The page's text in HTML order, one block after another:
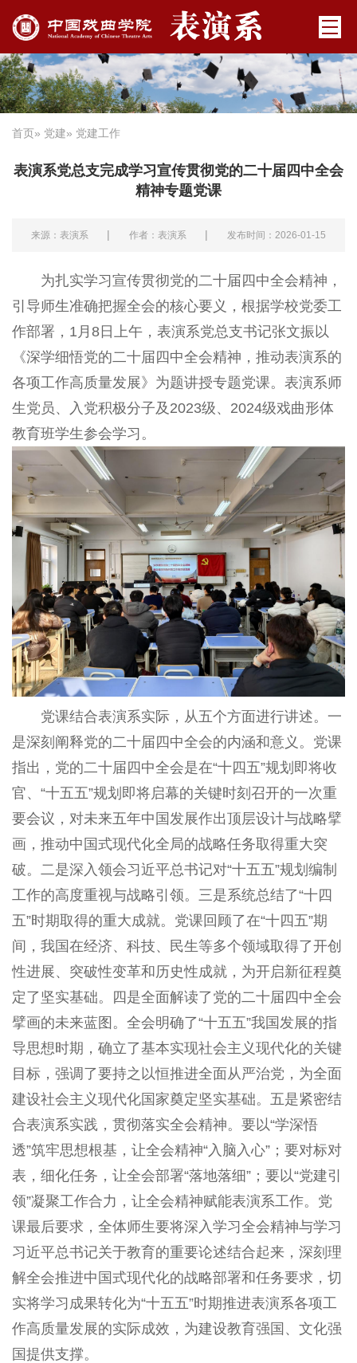
首页» 党建» 党建工作
表演系党总支完成学习宣传贯彻党的二十届四中全会
精神专题党课
来源：表演系 | 作者：表演系 | 发布时间：2026-01-15
为扎实学习宣传贯彻党的二十届四中全会精神，
引导师生准确把握全会的核心要义，根据学校党委工
作部署，1月8日上午，表演系党总支书记张文振以
《深学细悟党的二十届四中全会精神，推动表演系的
各项工作高质量发展》为题讲授专题党课。表演系师
生党员、入党积极分子及2023级、2024级戏曲形体
教育班学生参会学习。
党课结合表演系实际，从五个方面进行讲述。一
是深刻阐释党的二十届四中全会的内涵和意义。党课
指出，党的二十届四中全会是在“十四五”规划即将收
官、“十五五”规划即将启幕的关键时刻召开的一次重
要会议，对未来五年中国发展作出顶层设计与战略擘
画，推动中国式现代化全局的战略任务取得重大突
破。二是深入领会习近平总书记对“十五五”规划编制
工作的高度重视与战略引领。三是系统总结了“十四
五”时期取得的重大成就。党课回顾了在“十四五”期
间，我国在经济、科技、民生等多个领域取得了开创
性进展、突破性变革和历史性成就，为开启新征程奠
定了坚实基础。四是全面解读了党的二十届四中全会
擘画的未来蓝图。全会明确了“十五五”我国发展的指
导思想时期，确立了基本实现社会主义现代化的关键
目标，强调了要持之以恒推进全面从严治党，为全面
建设社会主义现代化国家奠定坚实基础。五是紧密结
合表演系实践，贯彻落实全会精神。要以“学深悟
透”筑牢思想根基，让全会精神“入脑入心”；要对标对
表，细化任务，让全会部署“落地落细”；要以“党建引
领”凝聚工作合力，让全会精神赋能表演系工作。党
课最后要求，全体师生要将深入学习全会精神与学习
习近平总书记关于教育的重要论述结合起来，深刻理
解全会推进中国式现代化的战略部署和任务要求，切
实将学习成果转化为“十五五”时期推进表演系各项工
作高质量发展的实际成效，为建设教育强国、文化强
国提供支撑。